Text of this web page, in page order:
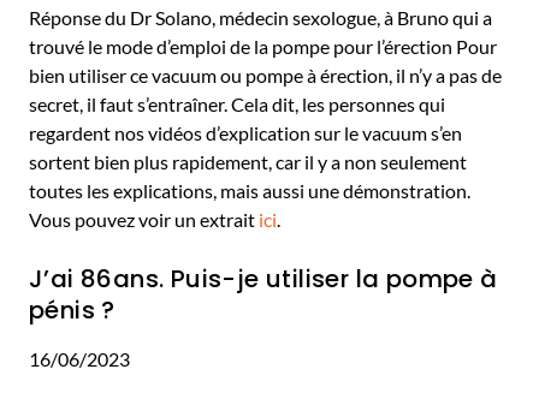
Réponse du Dr Solano, médecin sexologue, à Bruno qui a
trouvé le mode d’emploi de la pompe pour l’érection Pour
bien utiliser ce vacuum ou pompe à érection, il n’y a pas de
secret, il faut s’entraîner. Cela dit, les personnes qui
regardent nos vidéos d’explication sur le vacuum s’en
sortent bien plus rapidement, car il y a non seulement
toutes les explications, mais aussi une démonstration.
Vous pouvez voir un extrait ici.
J’ai 86ans. Puis-je utiliser la pompe à
pénis ?
16/06/2023